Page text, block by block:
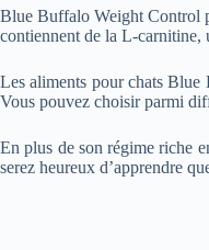
Blue Buffalo Weight Control
contiennent de la L-carnitine,
Les aliments pour chats Blue
Vous pouvez choisir parmi
En plus de son régime riche
serez heureux d’apprendre